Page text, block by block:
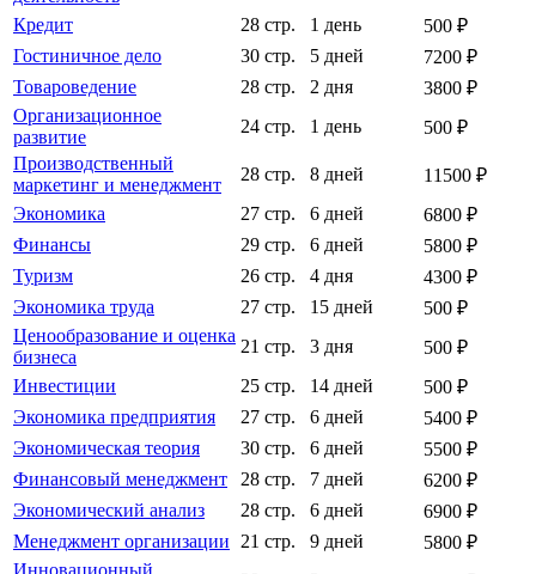
Кредит
28 стр. 1 день
500 ₽
Гостиничное дело
30 стр. 5 дней
7200 ₽
Товароведение
28 стр. 2 дня
3800 ₽
Организационное
развитие
24 стр. 1 день
500 ₽
Производственный
маркетинг и менеджмент
28 стр. 8 дней
11500 ₽
Экономика
27 стр. 6 дней
6800 ₽
Финансы
29 стр. 6 дней
5800 ₽
Туризм
26 стр. 4 дня
4300 ₽
Экономика труда
27 стр. 15 дней
500 ₽
Ценообразование и оценка
бизнеса
21 стр. 3 дня
500 ₽
Инвестиции
25 стр. 14 дней
500 ₽
Экономика предприятия
27 стр. 6 дней
5400 ₽
Экономическая теория
30 стр. 6 дней
5500 ₽
Финансовый менеджмент
28 стр. 7 дней
6200 ₽
Экономический анализ
28 стр. 6 дней
6900 ₽
Менеджмент организации
21 стр. 9 дней
5800 ₽
Инновационный